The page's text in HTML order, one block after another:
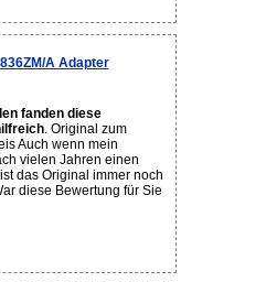
A Adapter
fanden diese
. Original zum
Auch wenn mein
vielen Jahren einen
das Original immer noch
diese Bewertung für Sie